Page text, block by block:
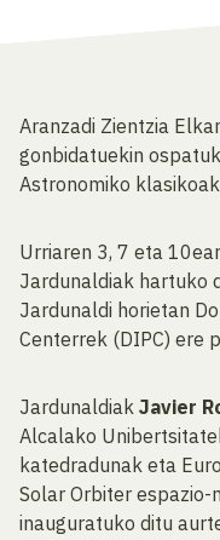
Aranzadi Zientzia
gonbidatuekin
Astronomiko
Urriaren 3, 7 eta
Jardunaldiak hartuko
Jardunaldi horietan
Centerrek (DIPC) ere
Jardunaldiak Javier
Alcalako
katedradunak eta
Solar Orbiter
inauguratuko ditu